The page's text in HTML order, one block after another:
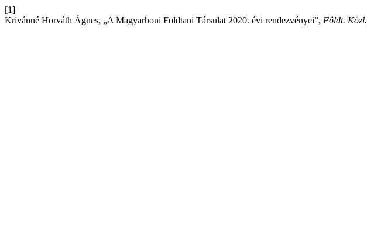
[1]
Krivánné Horváth Ágnes, „A Magyarhoni Földtani Társulat 2020. évi rendezvényei”, Földt. Közl.